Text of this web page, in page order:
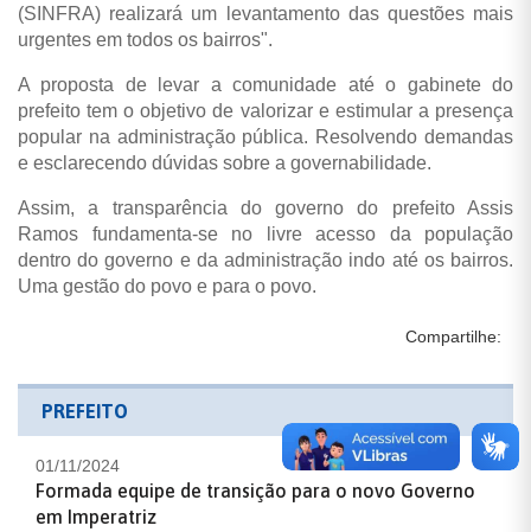
(SINFRA) realizará um levantamento das questões mais
urgentes em todos os bairros".
A proposta de levar a comunidade até o gabinete do
prefeito tem o objetivo de valorizar e estimular a presença
popular na administração pública. Resolvendo demandas
e esclarecendo dúvidas sobre a governabilidade.
Assim, a transparência do governo do prefeito Assis
Ramos fundamenta-se no livre acesso da população
dentro do governo e da administração indo até os bairros.
Uma gestão do povo e para o povo.
Compartilhe:
PREFEITO
01/11/2024
Formada equipe de transição para o novo Governo
em Imperatriz